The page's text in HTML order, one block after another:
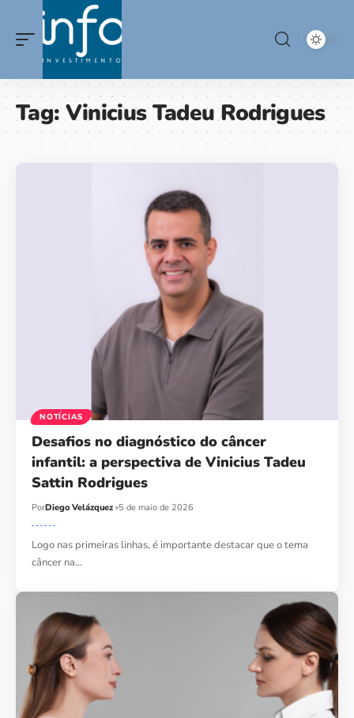
Tag:Vinicius Tadeu Rodrigues
NOTÍCIAS
Desafios no diagnóstico do câncer
infantil: a perspectiva de Vinicius Tadeu
Sattin Rodrigues
PorDiego Velázquez 5 de maio de 2026
Logo nas primeiras linhas, é importante destacar que o tema
câncer na…